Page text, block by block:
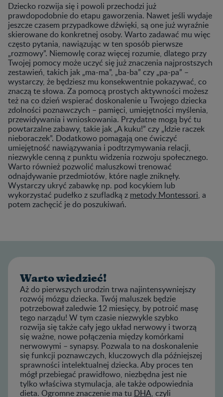
Dziecko rozwija się i powoli przechodzi już
prawdopodobnie do etapu gaworzenia. Nawet jeśli wydaje
jeszcze czasem przypadkowe dźwięki, są one już wyraźnie
skierowane do konkretnej osoby. Warto zadawać mu więc
często pytania, nawiązując w ten sposób pierwsze
„rozmowy”. Niemowlę coraz więcej rozumie, dlatego przy
Twojej pomocy może uczyć się już znaczenia najprostszych
zestawień, takich jak „ma-ma”, „ba-ba” czy „pa-pa” –
wystarczy, że będziesz mu konsekwentnie pokazywać, co
znaczą te słowa. Za pomocą prostych aktywności możesz
też na co dzień wspierać doskonalenie u Twojego dziecka
zdolności poznawczych – pamięci, umiejętności myślenia,
przewidywania i wnioskowania. Przydatne mogą być tu
powtarzalne zabawy, takie jak „A kuku!” czy „Idzie raczek
nieboraczek”. Dodatkowo pomagają one ćwiczyć
umiejętność nawiązywania i podtrzymywania relacji,
niezwykle cenną z punktu widzenia rozwoju społecznego.
Warto również pozwolić maluszkowi trenować
odnajdywanie przedmiotów, które nagle zniknęły.
Wystarczy ukryć zabawkę np. pod kocykiem lub
wykorzystać pudełko z szufladką z metody Montessori, a
potem zachęcić je do poszukiwań.
Warto wiedzieć!
Aż do pierwszych urodzin trwa najintensywniejszy
rozwój mózgu dziecka. Twój maluszek będzie
potrzebował zaledwie 12 miesięcy, by potroić masę
tego narządu! W tym czasie niezwykle szybko
rozwija się także cały jego układ nerwowy i tworzą
się ważne, nowe połączenia między komórkami
nerwowymi – synapsy. Pozwala to na doskonalenie
się funkcji poznawczych, kluczowych dla późniejszej
sprawności intelektualnej dziecka. Aby proces ten
mógł przebiegać prawidłowo, niezbędna jest nie
tylko właściwa stymulacja, ale także odpowiednia
dieta. Ogromne znaczenie ma tu DHA, czyli